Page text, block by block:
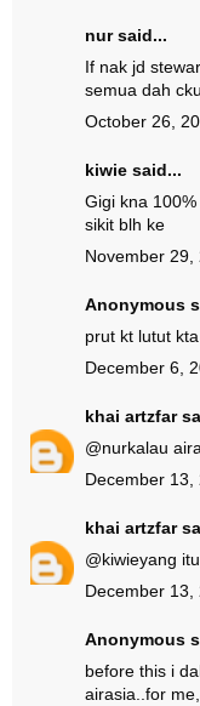
nur said...
If nak jd
semua dah
October 26,
kiwie said...
Gigi kna
sikit blh ke
November 29,
Anonymous
prut kt lutut
December 6,
khai artzfar
@nurkalau
December 13,
khai artzfar
@kiwieyang
December 13,
Anonymous
before this i
airasia..for